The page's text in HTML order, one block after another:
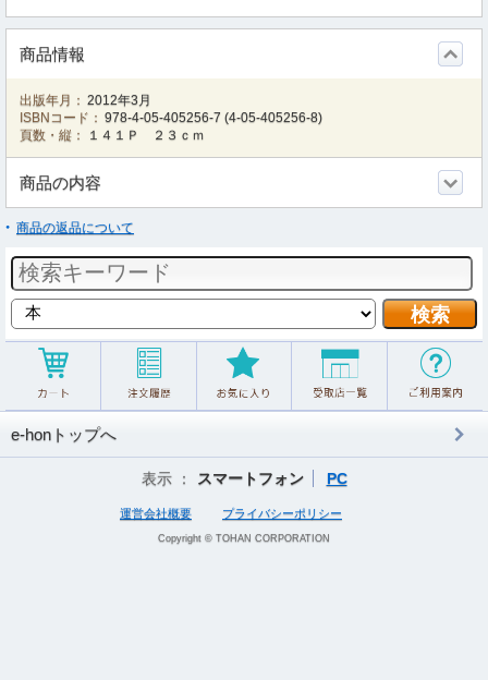
商品情報
出版年月： 2012年3月
ISBNコード： 978-4-05-405256-7 (4-05-405256-8)
頁数・縦：
１４１Ｐ ２３ｃｍ
商品の内容
商品の返品について
e-honトップへ
表示 ： スマートフォン PC
運営会社概要 プライバシーポリシー
Copyright © TOHAN CORPORATION